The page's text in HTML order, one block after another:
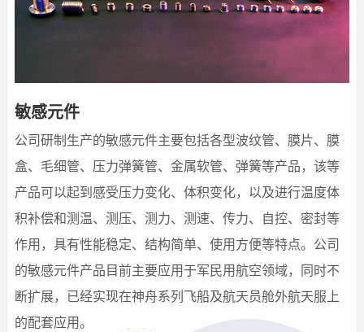
敏感元件
公司研制生产的敏感元件主要包括各型波纹管、膜片、膜
盒、毛细管、压力弹簧管、金属软管、弹簧等产品，该等
产品可以起到感受压力变化、体积变化，以及进行温度体
积补偿和测温、测压、测力、测速、传力、自控、密封等
作用，具有性能稳定、结构简单、使用方便等特点。公司
的敏感元件产品目前主要应用于军民用航空领域，同时不
断扩展，已经实现在神舟系列飞船及航天员舱外航天服上
的配套应用。